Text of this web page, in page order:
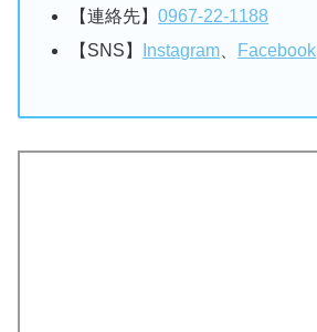
【連絡先】0967-22-1188
【SNS】
Instagram、 Facebook